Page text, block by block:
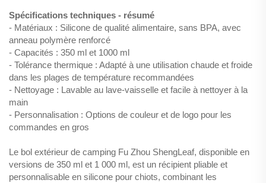
Spécifications techniques - résumé
- Matériaux : Silicone de qualité alimentaire, sans BPA, avec
anneau polymère renforcé
- Capacités : 350 ml et 1000 ml
- Tolérance thermique : Adapté à une utilisation chaude et froide
dans les plages de température recommandées
- Nettoyage : Lavable au lave-vaisselle et facile à nettoyer à la
main
- Personnalisation : Options de couleur et de logo pour les
commandes en gros
Le bol extérieur de camping Fu Zhou ShengLeaf, disponible en
versions de 350 ml et 1 000 ml, est un récipient pliable et
personnalisable en silicone pour chiots, combinant les